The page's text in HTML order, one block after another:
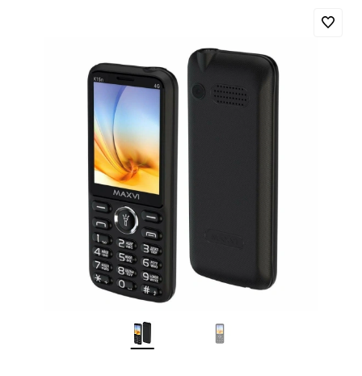
в корзину
Оплачивайте сегодня только
% картой любого банка
Получайте товар
выбранный способом
Оставшиеся75% будут
списываться с вашей карты
каждые 2 недели